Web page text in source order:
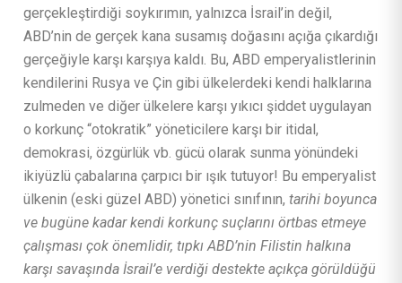
gerçekleştirdiği soykırımın, yalnızca İsrail’in değil,
ABD’nin de gerçek kana susamış doğasını açığa çıkardığı
gerçeğiyle karşı karşıya kaldı. Bu, ABD emperyalistlerinin
kendilerini Rusya ve Çin gibi ülkelerdeki kendi halklarına
zulmeden ve diğer ülkelere karşı yıkıcı şiddet uygulayan
o korkunç “otokratik” yöneticilere karşı bir itidal,
demokrasi, özgürlük vb. gücü olarak sunma yönündeki
ikiyüzlü çabalarına çarpıcı bir ışık tutuyor! Bu emperyalist
ülkenin (eski güzel ABD) yönetici sınıfının, tarihi boyunca
ve bugüne kadar kendi korkunç suçlarını örtbas etmeye
çalışması çok önemlidir, tıpkı ABD’nin Filistin halkına
karşı savaşında İsrail’e verdiği destekte açıkça görüldüğü